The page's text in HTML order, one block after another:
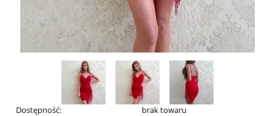
Dostępność: brak towaru